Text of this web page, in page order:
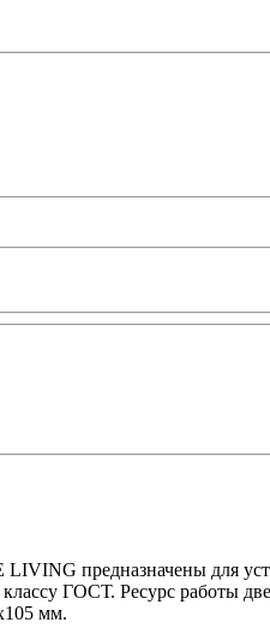
предназначены для
классу ГОСТ. Ресурс
мм.